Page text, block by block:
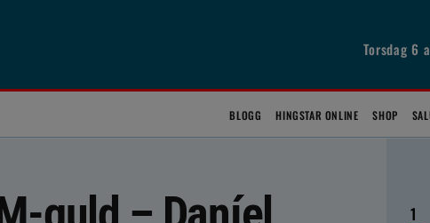
Torsdag 6
BLOGG HINGSTAR ONLINE SHOP